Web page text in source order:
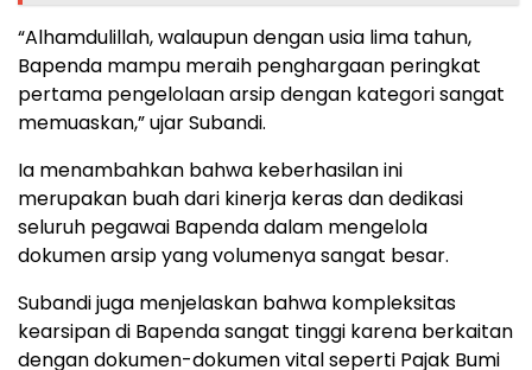
“Alhamdulillah, walaupun dengan usia lima tahun,
Bapenda mampu meraih penghargaan peringkat
pertama pengelolaan arsip dengan kategori sangat
memuaskan,” ujar Subandi.
Ia menambahkan bahwa keberhasilan ini
merupakan buah dari kinerja keras dan dedikasi
seluruh pegawai Bapenda dalam mengelola
dokumen arsip yang volumenya sangat besar.
Subandi juga menjelaskan bahwa kompleksitas
kearsipan di Bapenda sangat tinggi karena berkaitan
dengan dokumen-dokumen vital seperti Pajak Bumi